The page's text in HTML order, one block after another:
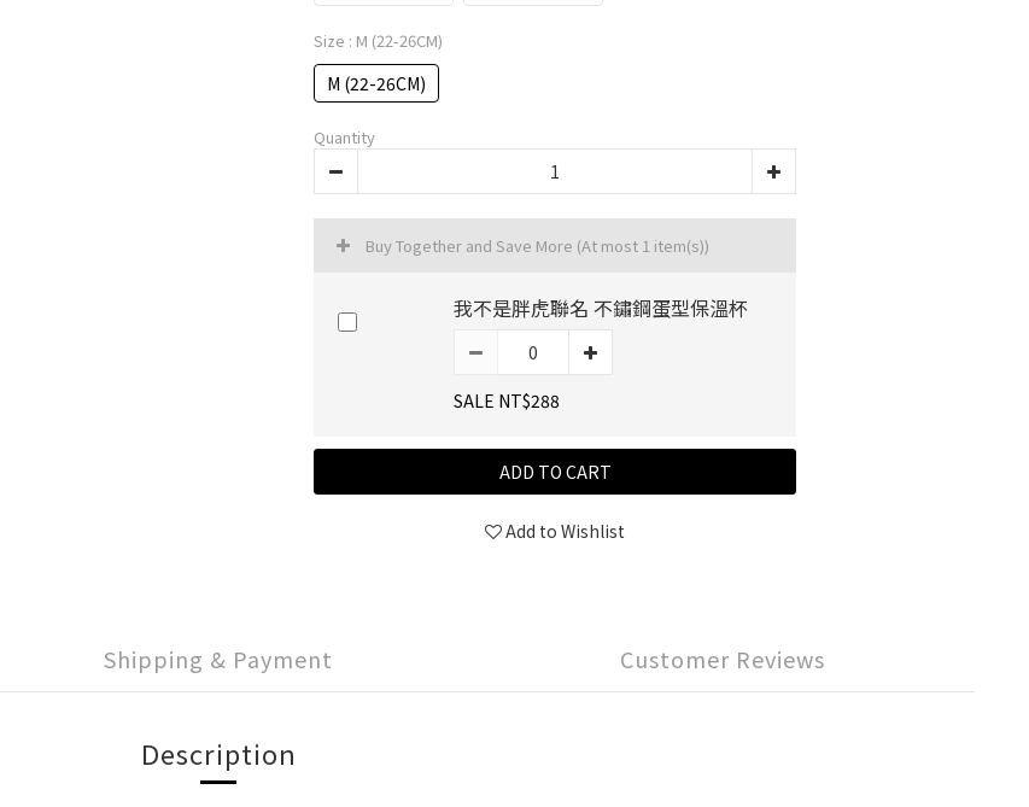
Size : M (22-26CM)
M (22-26CM)
Quantity
Buy Together and Save More (At most 1 item(s))
我不是胖虎聯名 不鏽鋼蛋型保溫杯
SALE NT$288
ADD TO CART
Add to Wishlist
Shipping & Payment Customer Reviews
Description